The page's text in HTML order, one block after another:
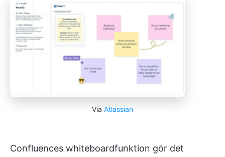
Via Atlassian
Confluences whiteboardfunktion gör det